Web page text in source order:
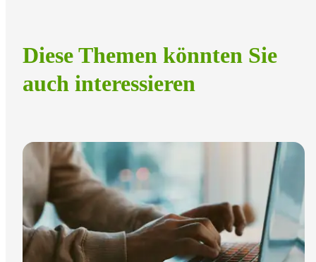
Diese Themen könnten Sie
auch interessieren